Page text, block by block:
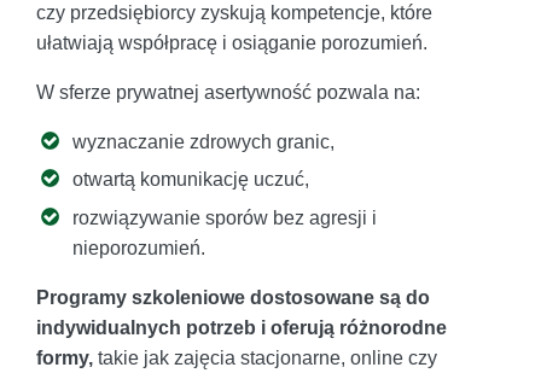
czy przedsiębiorcy zyskują kompetencje, które
ułatwiają współpracę i osiąganie porozumień.
W sferze prywatnej asertywność pozwala na:
wyznaczanie zdrowych granic,
otwartą komunikację uczuć,
rozwiązywanie sporów bez agresji i
nieporozumień.
Programy szkoleniowe dostosowane są do
indywidualnych potrzeb i oferują różnorodne
formy, takie jak zajęcia stacjonarne, online czy